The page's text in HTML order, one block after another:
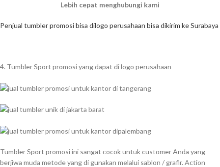
Lebih cepat menghubungi kami
Penjual tumbler promosi bisa dilogo perusahaan bisa dikirim ke Surabaya
4. Tumbler Sport promosi yang dapat di logo perusahaan
Tumbler Sport promosi ini sangat cocok untuk customer Anda yang
berjiwa muda metode yang di gunakan melalui sablon / grafir. Action